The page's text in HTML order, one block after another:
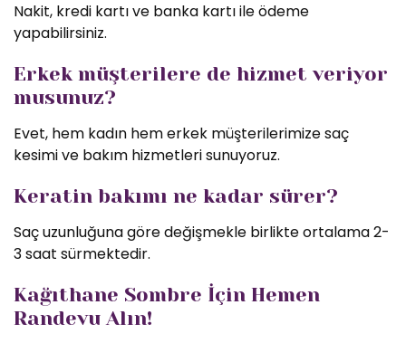
Nakit, kredi kartı ve banka kartı ile ödeme
yapabilirsiniz.
Erkek müşterilere de hizmet veriyor
musunuz?
Evet, hem kadın hem erkek müşterilerimize saç
kesimi ve bakım hizmetleri sunuyoruz.
Keratin bakımı ne kadar sürer?
Saç uzunluğuna göre değişmekle birlikte ortalama 2-
3 saat sürmektedir.
Kağıthane Sombre İçin Hemen
Randevu Alın!